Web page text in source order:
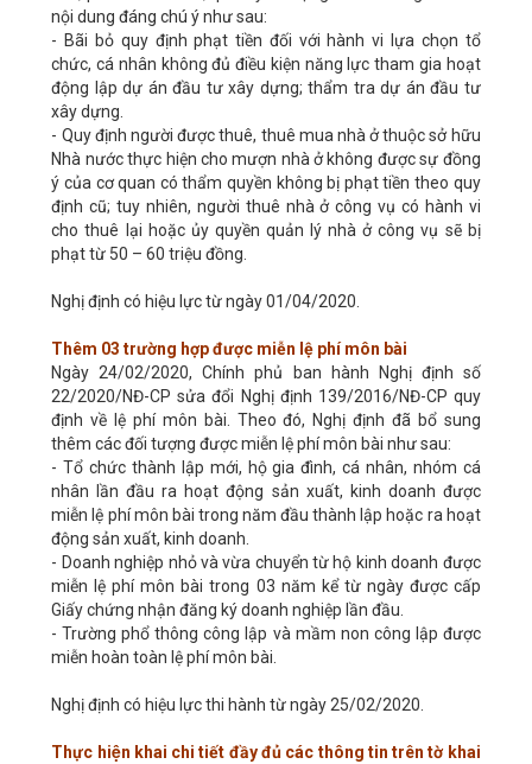
nội dung đáng chú ý như sau:
- Bãi bỏ quy định phạt tiền đối với hành vi lựa chọn tổ
chức, cá nhân không đủ điều kiện năng lực tham gia hoạt
động lập dự án đầu tư xây dựng; thẩm tra dự án đầu tư
xây dựng.
- Quy định người được thuê, thuê mua nhà ở thuộc sở hữu
Nhà nước thực hiện cho mượn nhà ở không được sự đồng
ý của cơ quan có thẩm quyền không bị phạt tiền theo quy
định cũ; tuy nhiên, người thuê nhà ở công vụ có hành vi
cho thuê lại hoặc ủy quyền quản lý nhà ở công vụ sẽ bị
phạt từ 50 – 60 triệu đồng.
Nghị định có hiệu lực từ ngày 01/04/2020.
Thêm 03 trường hợp được miễn lệ phí môn bài
Ngày 24/02/2020, Chính phủ ban hành Nghị định số
22/2020/NĐ-CP sửa đổi Nghị định 139/2016/NĐ-CP quy
định về lệ phí môn bài. Theo đó, Nghị định đã bổ sung
thêm các đối tượng được miễn lệ phí môn bài như sau:
- Tổ chức thành lập mới, hộ gia đình, cá nhân, nhóm cá
nhân lần đầu ra hoạt động sản xuất, kinh doanh được
miễn lệ phí môn bài trong năm đầu thành lập hoặc ra hoạt
động sản xuất, kinh doanh.
- Doanh nghiệp nhỏ và vừa chuyển từ hộ kinh doanh được
miễn lệ phí môn bài trong 03 năm kể từ ngày được cấp
Giấy chứng nhận đăng ký doanh nghiệp lần đầu.
- Trường phổ thông công lập và mầm non công lập được
miễn hoàn toàn lệ phí môn bài.
Nghị định có hiệu lực thi hành từ ngày 25/02/2020.
Thực hiện khai chi tiết đầy đủ các thông tin trên tờ khai